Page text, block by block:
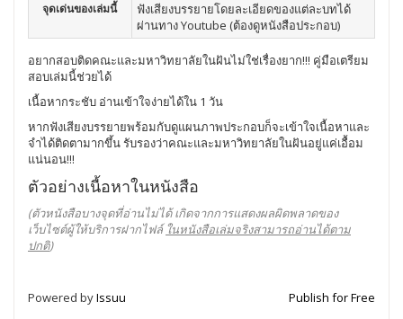
จุดเด่นของเล่มนี้
ฟังเสียงบรรยายโดยละเอียดของแต่ละบทได้
ผ่านทาง Youtube (ต้องดูหนังสือประกอบ)
อยากสอบติดคณะและมหาวิทยาลัยในฝันไม่ใช่เรื่องยาก!!! คู่มือเตรียม
สอบเล่มนี้ช่วยได้
เนื้อหากระชับ อ่านเข้าใจง่ายได้ใน 1 วัน
หากฟังเสียงบรรยายพร้อมกับดูแผนภาพประกอบก็จะเข้าใจเนื้อหาและ
จำได้ติดตามากขึ้น รับรองว่าคณะและมหาวิทยาลัยในฝันอยู่แค่เอื้อม
แน่นอน!!!
ตัวอย่างเนื้อหาในหนังสือ
(ตัวหนังสือบางจุดที่อ่านไม่ได้ เกิดจากการแสดงผลผิดพลาดของ
เว็บไซต์ผู้ให้บริการฝากไฟล์ ในหนังสือเล่มจริงสามารถอ่านได้ตาม
ปกติ)
Powered byIssuu Publish for Free